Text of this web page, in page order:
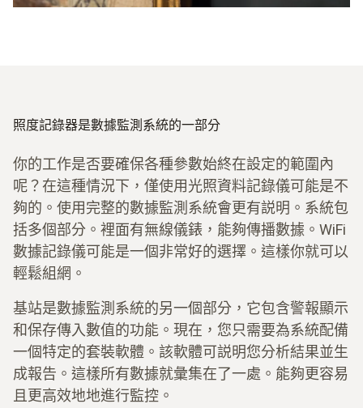
照度記錄器是數據監測系統的一部分
你的工作是否要確保各種參數始終在設定的範圍內
呢？在這種情況下，僅使用光照資料記錄儀可能是不
夠的。使用完整的數據監測系統會更有説明。系統包
括多個部分。裡面有無線儀錶，能夠傳播數據。WiFi
數據記錄儀可能是一個非常好的選擇。這樣你就可以
輕鬆組網。
基站是數據監測系統的另一個部分，它包含警報顯示
和保存傳入數值的功能。現在，您只需要為系統配備
一個特定的套裝軟體。該軟體可説明您分析結果並生
成報告。這樣所有數據就彙集在了一處。能夠更容易
且更高效地地進行監控。